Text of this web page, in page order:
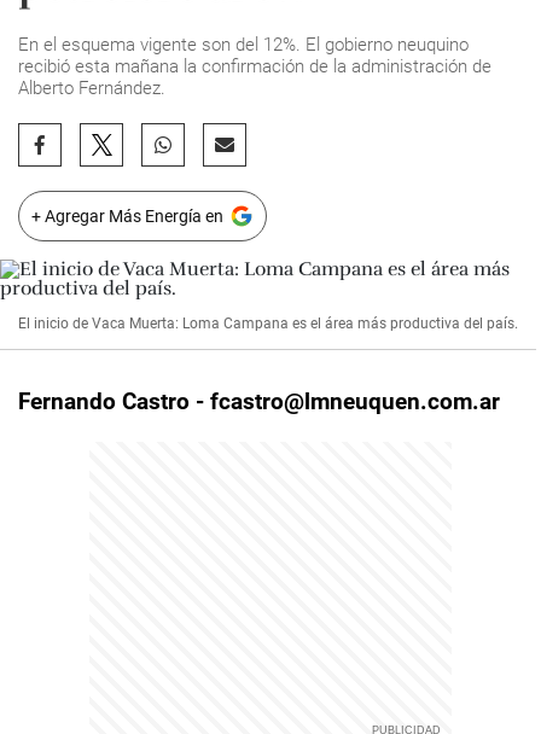
En el esquema vigente son del 12%. El gobierno neuquino
recibió esta mañana la confirmación de la administración de
Alberto Fernández.
+ Agregar Más Energía en
El inicio de Vaca Muerta: Loma Campana es el área más productiva del país.
Fernando Castro - fcastro@lmneuquen.com.ar